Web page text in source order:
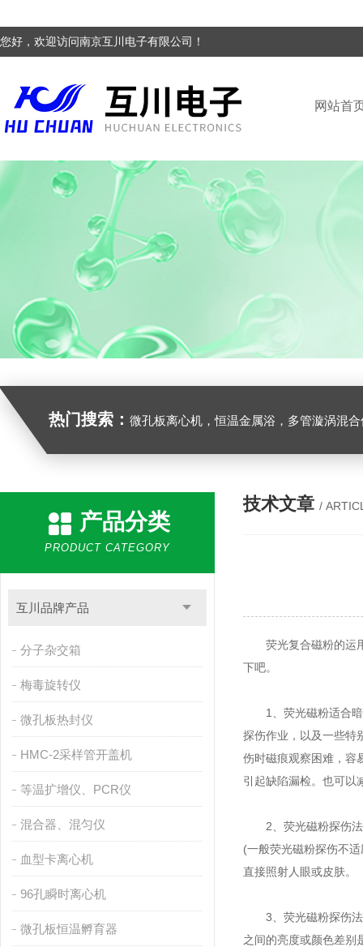
您好，欢迎访问南京互川电子有限公司！
网站首
热门搜索： 微孔板离心机，恒温金属浴，多管漩涡混合仪，梅毒旋转仪,红外线灭菌器，微孔板恒温振荡器，恒温混匀仪，水平摇床，牛奶抗生素恒
产品分类
PRODUCT CATEGORY
互川品牌产品
分子杂交箱
梅毒旋转仪
微孔板热封仪
HMC-2采样管开盖机
等温扩增仪、PCR仪
混合器、混匀仪
血型卡离心机
96孔瞬时离心机
微孔板恒温孵育器
技术文章 /
荧光复合磁粉的运用
下吧。
1、荧光磁粉适合暗
探伤作业，以及一些特
伤时磁痕观察困难，容
引起缺陷漏检。也可以
2、荧光磁粉探伤法
(一般荧光磁粉探伤不
直接照射人眼或皮肤。
3、荧光磁粉探伤法
之间的亮度或颜色差别